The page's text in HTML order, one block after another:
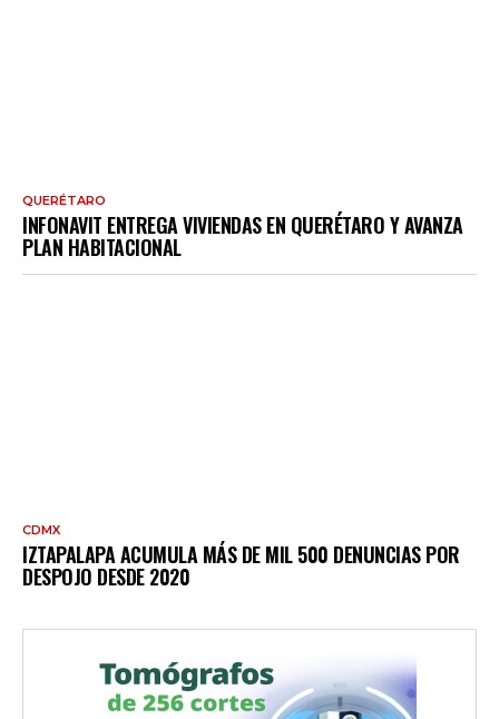
QUERÉTARO
INFONAVIT ENTREGA VIVIENDAS EN QUERÉTARO Y AVANZA
PLAN HABITACIONAL
CDMX
IZTAPALAPA ACUMULA MÁS DE MIL 500 DENUNCIAS POR
DESPOJO DESDE 2020